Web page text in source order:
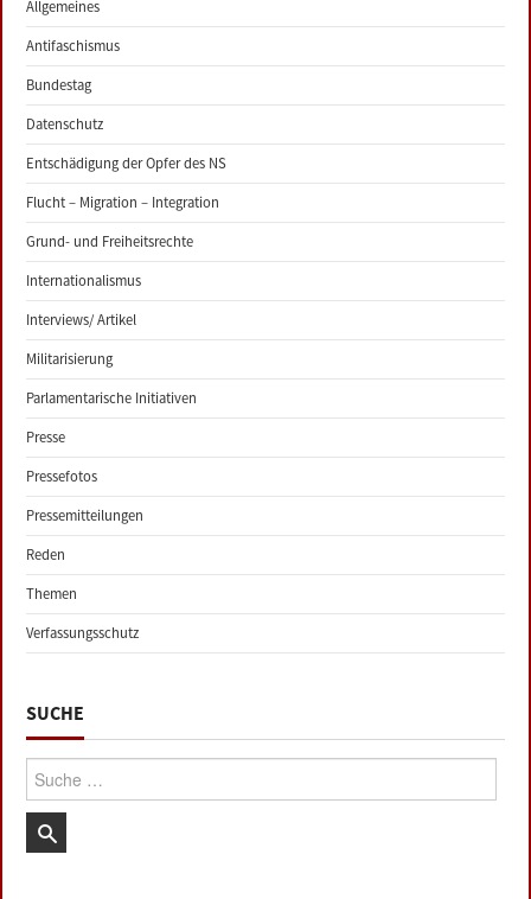
Allgemeines
Antifaschismus
Bundestag
Datenschutz
Entschädigung der Opfer des NS
Flucht – Migration – Integration
Grund- und Freiheitsrechte
Internationalismus
Interviews/ Artikel
Militarisierung
Parlamentarische Initiativen
Presse
Pressefotos
Pressemitteilungen
Reden
Themen
Verfassungsschutz
SUCHE
Suche: